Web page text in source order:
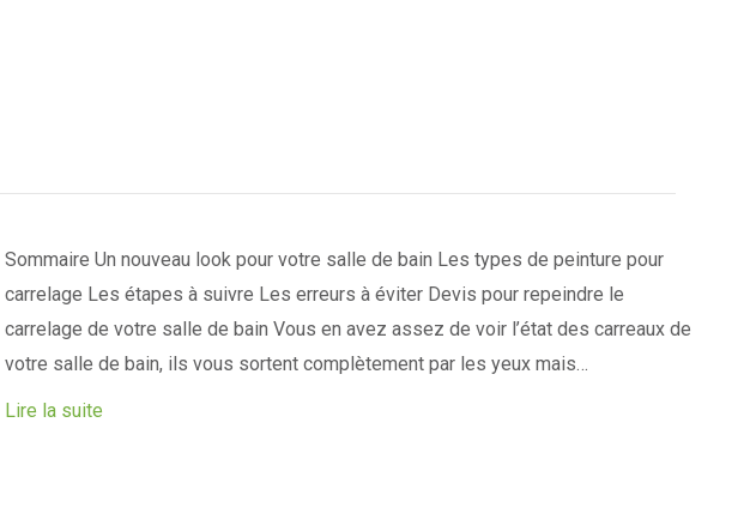
Sommaire Un nouveau look pour votre salle de bain Les types de peinture pour
carrelage Les étapes à suivre Les erreurs à éviter Devis pour repeindre le
carrelage de votre salle de bain Vous en avez assez de voir l’état des carreaux de
votre salle de bain, ils vous sortent complètement par les yeux mais…
Lire la suite